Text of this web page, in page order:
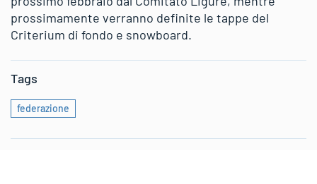
prossimamente verranno definite le tappe del
Criterium di fondo e snowboard.
Tags
federazione